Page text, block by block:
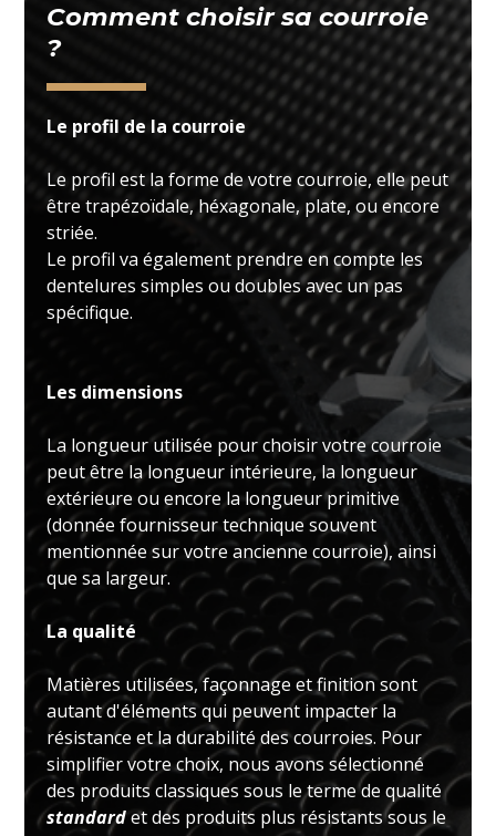
Comment choisir sa courroie
?
Le profil de la courroie
Le profil est la forme de votre courroie, elle peut
être trapézoïdale, héxagonale, plate, ou encore
striée.
Le profil va également prendre en compte les
dentelures simples ou doubles avec un pas
spécifique.
Les dimensions
La longueur utilisée pour choisir votre courroie
peut être la longueur intérieure, la longueur
extérieure ou encore la longueur primitive
(donnée fournisseur technique souvent
mentionnée sur votre ancienne courroie), ainsi
que sa largeur.
La qualité
Matières utilisées, façonnage et finition sont
autant d'éléments qui peuvent impacter la
résistance et la durabilité des courroies. Pour
simplifier votre choix, nous avons sélectionné
des produits classiques sous le terme de qualité
standardet des produits plus résistants sous le